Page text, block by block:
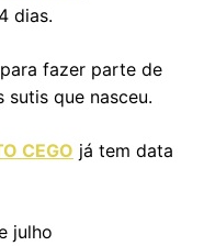
dias.
fazer parte de
sutis que nasceu.
CEGO já tem data
julho